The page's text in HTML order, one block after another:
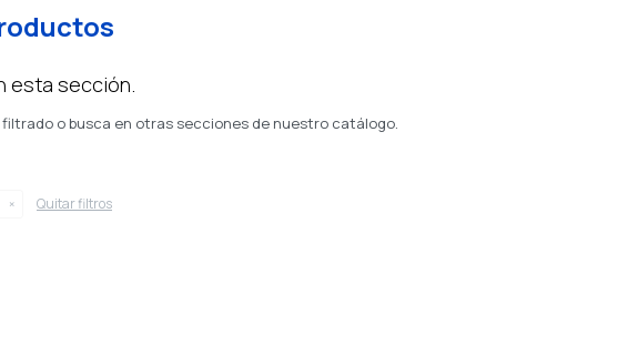
esta sección.
o busca en otras secciones de nuestro catálogo.
Quitar filtros